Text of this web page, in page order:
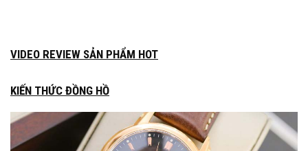
VIDEO REVIEW SẢN PHẨM HOT
KIẾN THỨC ĐỒNG HỒ